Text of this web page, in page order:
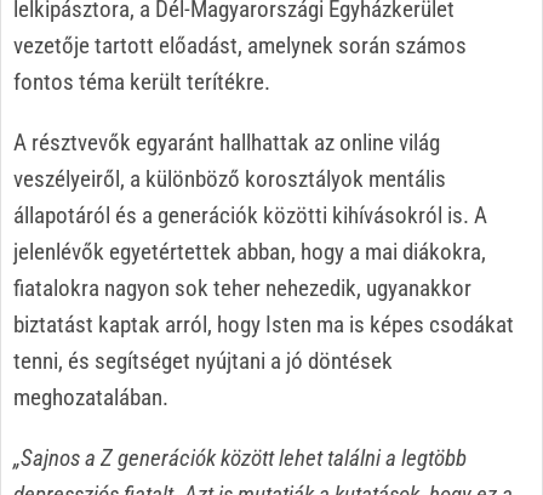
lelkipásztora, a Dél-Magyarországi Egyházkerület
vezetője tartott előadást, amelynek során számos
fontos téma került terítékre.
A résztvevők egyaránt hallhattak az online világ
veszélyeiről, a különböző korosztályok mentális
állapotáról és a generációk közötti kihívásokról is. A
jelenlévők egyetértettek abban, hogy a mai diákokra,
fiatalokra nagyon sok teher nehezedik, ugyanakkor
biztatást kaptak arról, hogy Isten ma is képes csodákat
tenni, és segítséget nyújtani a jó döntések
meghozatalában.
„Sajnos a Z generációk között lehet találni a legtöbb